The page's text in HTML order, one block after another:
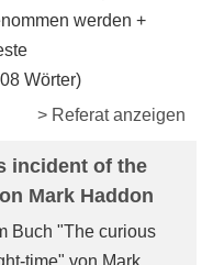
werden +
Wörter)
> Referat anzeigen
incident of the
Mark Haddon
Buch "The curious
time" von Mark